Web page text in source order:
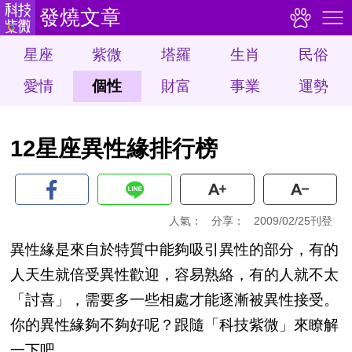
發燒文章
星座 紫微 塔羅 生肖
民俗
愛情
個性 財富 事業 運勢
12星座異性緣排行榜
人氣： 分享： 2009/02/25刊登
異性緣是來自於特質中能夠吸引異性的部分，有的
人天生就倍受異性歡迎，容易熟絡，有的人就不太
「討喜」，需要多一些相處才能逐漸被異性接受。
你的異性緣夠不夠好呢？跟隨「科技紫微」來瞭解